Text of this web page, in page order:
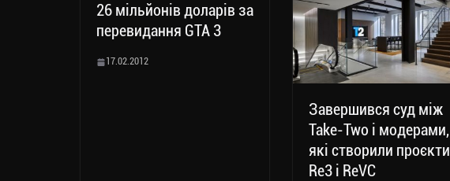
26 мільйонів доларів за
перевидання GTA 3
17.02.2012
Завершився суд між
Take-Two і модерами,
які створили проєкти
Re3 і ReVC